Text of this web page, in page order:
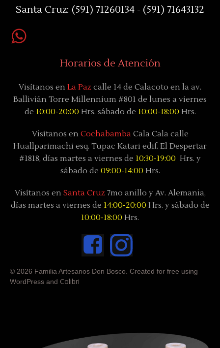
Santa Cruz: (591) 71260134 - (591) 71643132
Horarios de Atención
Visítanos en La Paz calle 14 de Calacoto en la av.
Ballivián Torre Millennium #801 de lunes a viernes
de 10:00-20:00 Hrs. sábado de 10:00-18:00 Hrs.
Visítanos en CochabambaCala Cala calle
Huallparimachi esq. Tupac Katari edif. El Despertar
#1818, días martes a viernes de 10:30-19:00 Hrs. y
sábado de 09:00-14:00 Hrs.
Visítanos en Santa Cruz7mo anillo y Av. Alemania,
días martes a viernes de 14:00-20:00 Hrs. y sábado de
10:00-18:00 Hrs.
© 2026 Familia Artesanos Don Bosco. Created for free using
WordPress and Colibri